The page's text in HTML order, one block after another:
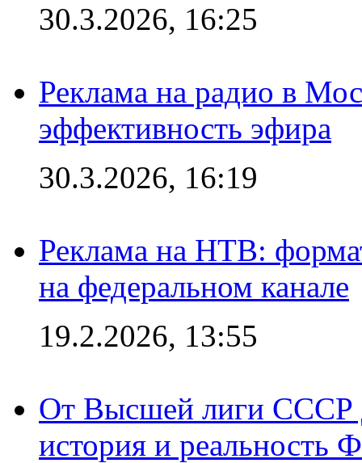
30.3.2026, 16:25
Реклама на радио в
эффективность эфира
30.3.2026, 16:19
Реклама на НТВ:
на федеральном канале
19.2.2026, 13:55
От Высшей лиги СССР
история и реальность